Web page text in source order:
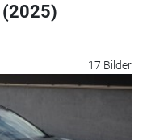
(2025)
17 Bilder